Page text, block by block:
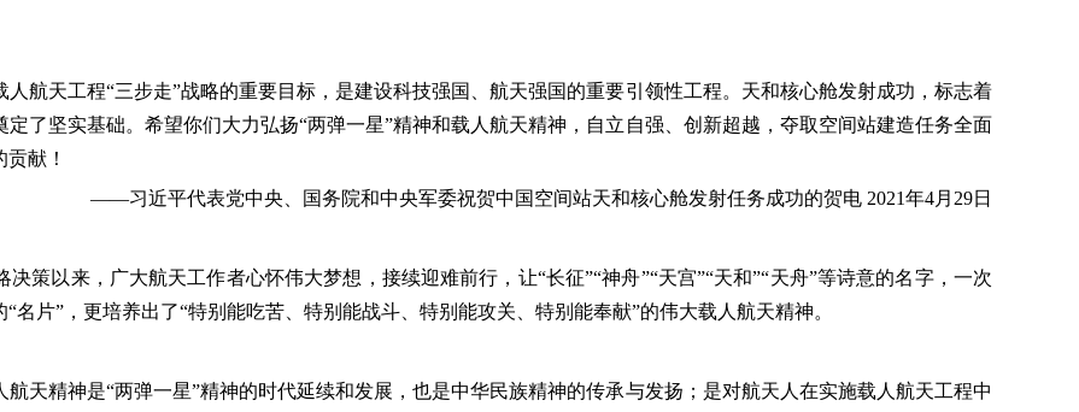
天工程“三步走”战略的重要目标，是建设科技强国、航天强国的重要引领性工程。天和核心舱发射成功，标志着
了坚实基础。希望你们大力弘扬“两弹一星”精神和载人航天精神，自立自强、创新超越，夺取空间站建造任务全面
献！
——习近平代表党中央、国务院和中央军委祝贺中国空间站天和核心舱发射任务成功的贺电 2021年4月29日
以来，广大航天工作者心怀伟大梦想，接续迎难前行，让“长征”“神舟”“天宫”“天和”“天舟”等诗意的名字，一次
片”，更培养出了“特别能吃苦、特别能战斗、特别能攻关、特别能奉献”的伟大载人航天精神。
精神是“两弹一星”精神的时代延续和发展，也是中华民族精神的传承与发扬；是对航天人在实施载人航天工程中